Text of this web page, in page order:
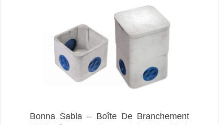
Bonna Sabla – Boîte De Branchement